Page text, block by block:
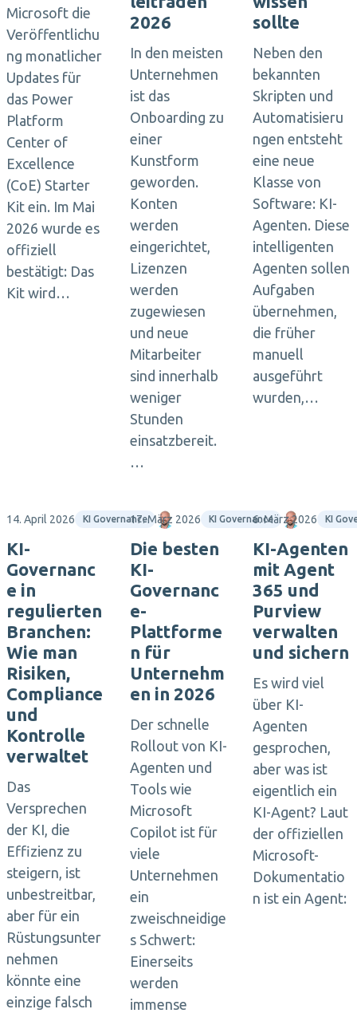
Microsoft die
Veröffentlichu
ng monatlicher
Updates für
das Power
Platform
Center of
Excellence
(CoE) Starter
Kit ein. Im Mai
2026 wurde es
offiziell
bestätigt: Das
Kit wird…
2026
In den meisten
Unternehmen
ist das
Onboarding zu
einer
Kunstform
geworden.
Konten
werden
eingerichtet,
Lizenzen
werden
zugewiesen
und neue
Mitarbeiter
sind innerhalb
weniger
Stunden
einsatzbereit.
…
sollte
Neben den
bekannten
Skripten und
Automatisieru
ngen entsteht
eine neue
Klasse von
Software: KI-
Agenten. Diese
intelligenten
Agenten sollen
Aufgaben
übernehmen,
die früher
manuell
ausgeführt
wurden,…
14. April 2026 KI Governance Matthias Seidel
KI-
Governanc
e in
regulierten
Branchen:
Wie man
Risiken,
Compliance
und
Kontrolle
verwaltet
Das
Versprechen
der KI, die
Effizienz zu
steigern, ist
unbestreitbar,
aber für ein
Rüstungsunter
nehmen
könnte eine
einzige falsch
17. März 2026 KI Governance Matthias
Die besten
KI-
Governanc
e-
Plattforme
n für
Unternehm
en in 2026
Der schnelle
Rollout von KI-
Agenten und
Tools wie
Microsoft
Copilot ist für
viele
Unternehmen
ein
zweischneidige
s Schwert:
Einerseits
werden
immense
6. März 2026 KI
KI-Agenten
mit Agent
365 und
Purview
verwalten
und sichern
Es wird viel
über KI-
Agenten
gesprochen,
aber was ist
eigentlich ein
KI-Agent? Laut
der offiziellen
Microsoft-
Dokumentatio
n ist ein Agent: